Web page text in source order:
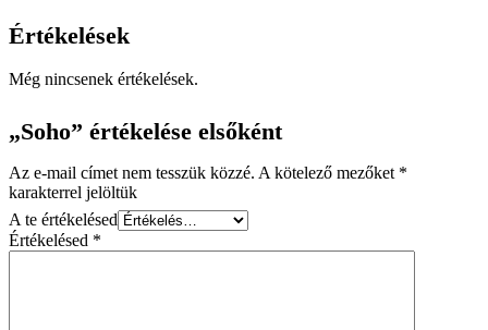
Értékelések
Még nincsenek értékelések.
„Soho” értékelése elsőként
Az e-mail címet nem tesszük közzé. A kötelező mezőket *
karakterrel jelöltük
A te értékelésed
Értékelésed *